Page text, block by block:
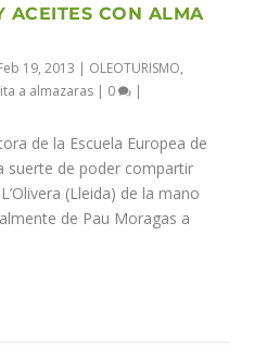
ACEITES CON ALMA
19, 2013 | OLEOTURISMO,
a almazaras | 0 |
de la Escuela Europea de
suerte de poder compartir
(Lleida) de la mano
de Pau Moragas a